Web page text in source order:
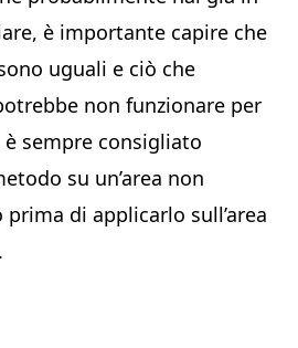
è importante capire che
uguali e ciò che
non funzionare per
sempre consigliato
su un’area non
di applicarlo sull’area